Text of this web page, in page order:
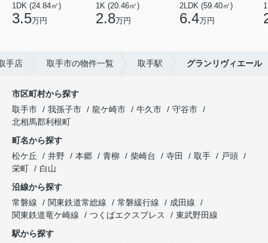
1DK (24.84㎡)
3.5万円
1K (20.46㎡)
2.8万円
2LDK (59.40㎡)
6.4万円
手店 取手市の物件一覧 取手駅 グランリヴィエール
市区町村から探す
取手市
我孫子市 龍ケ崎市 牛久市
守谷市
北相馬郡利根町
町名から探す
松ケ丘
井野 本郷 青柳 柴崎台 寺田 取手
戸頭
栄町
白山
沿線から探す
常磐線
関東鉄道常総線 常磐緩行線
成田線
関東鉄道竜ケ崎線
つくばエクスプレス
東武野田線
駅から探す